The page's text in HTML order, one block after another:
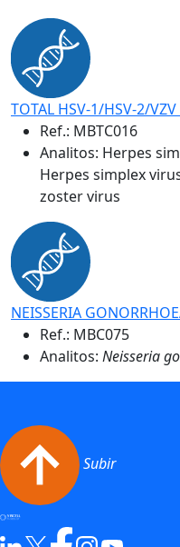
TOTAL HSV-1/HSV-2/
Ref.: MBTC016
Analitos: Herpes
Herpes simplex
zoster virus
NEISSERIA
Ref.: MBC075
Analitos: Neisseria
Subir